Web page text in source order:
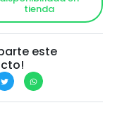
tienda
este